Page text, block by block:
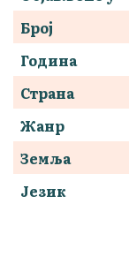
Број
Година
Страна
Жанр
Земља
Језик